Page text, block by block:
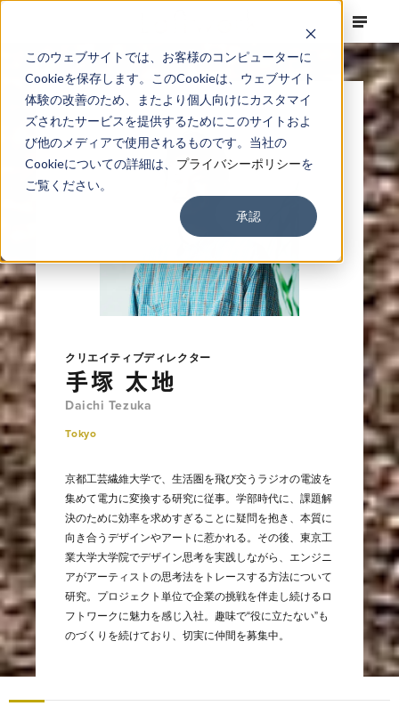
このウェブサイトでは、お客様のコンピューターに
Cookieを保存します。このCookieは、ウェブサイト
体験の改善のため、またより個人向けにカスタマイ
ズされたサービスを提供するためにこのサイトおよ
び他のメディアで使用されるものです。当社の
Cookieについての詳細は、 プライバシーポリシーを
ご覧ください。
承認
クリエイティブディレクター
手塚 太地
Daichi Tezuka
Tokyo
京都工芸繊維大学で、生活圏を飛び交うラジオの電波を
集めて電力に変換する研究に従事。学部時代に、課題解
決のために効率を求めすぎることに疑問を抱き、本質に
向き合うデザインやアートに惹かれる。その後、東京工
業大学大学院でデザイン思考を実践しながら、エンジニ
アがアーティストの思考法をトレースする方法について
研究。プロジェクト単位で企業の挑戦を伴走し続けるロ
フトワークに魅力を感じ入社。趣味で“役に立たない”も
のづくりを続けており、切実に仲間を募集中。